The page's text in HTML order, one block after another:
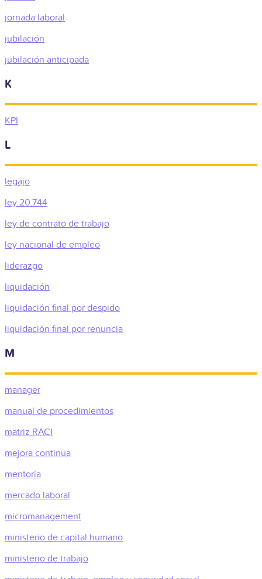
jornada laboral
jubilación
jubilación anticipada
K
KPI
L
legajo
ley 20.744
ley de contrato de trabajo
ley nacional de empleo
liderazgo
liquidación
liquidación final por despido
liquidación final por renuncia
M
manager
manual de procedimientos
matriz RACI
mejora continua
mentoría
mercado laboral
micromanagement
ministerio de capital humano
ministerio de trabajo